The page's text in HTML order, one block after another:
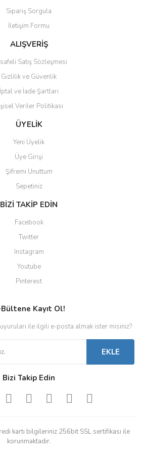
daha pahalı.
alternatifler olmalı.
Gönder
Sipariş Sorgula
İletişim Formu
ALIŞVERİŞ
Satış Sözleşmesi
Gizlilik ve Güvenlik
İptal ve İade Şartları
Veriler Politikası
ÜYELİK
Yeni Üyelik
Üye Girişi
Şifremi Unuttum
Sepetiniz
BİZİ TAKİP EDİN
Facebook
Twitter
Instagram
Youtube
Pinterest
Kayıt Ol!
ile ilgili e-posta almak ister misiniz?
EKLE
Bizi Takip Edin
kartı bilgileriniz 256bit SSL sertifikası ile
korunmaktadır.